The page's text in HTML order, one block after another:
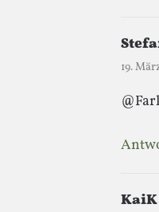
19.
KaiK